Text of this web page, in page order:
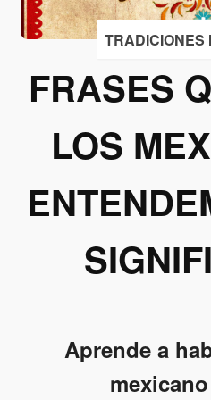
TRADICIONES
FRASES
LOS
Aprende a
Acepto
recibir
de
Grupo
Xcaret
permiso
para
suscribirme
a esta lista